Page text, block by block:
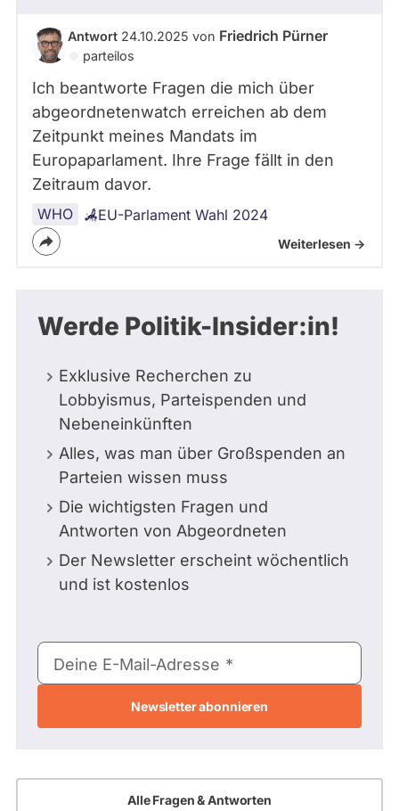
Antwort 24.10.2025 von Friedrich Pürner
parteilos
Ich beantworte Fragen die mich über
abgeordnetenwatch erreichen ab dem
Zeitpunkt meines Mandats im
Europaparlament. Ihre Frage fällt in den
Zeitraum davor.
WHO EU-Parlament Wahl 2024
Weiterlesen ->
Werde Politik-Insider:in!
Exklusive Recherchen zu
Lobbyismus, Parteispenden und
Nebeneinkünften
Alles, was man über Großspenden an
Parteien wissen muss
Die wichtigsten Fragen und
Antworten von Abgeordneten
Der Newsletter erscheint wöchentlich
und ist kostenlos
E-
Mail-
Deine E-Mail-Adresse
Alle Fragen & Antworten